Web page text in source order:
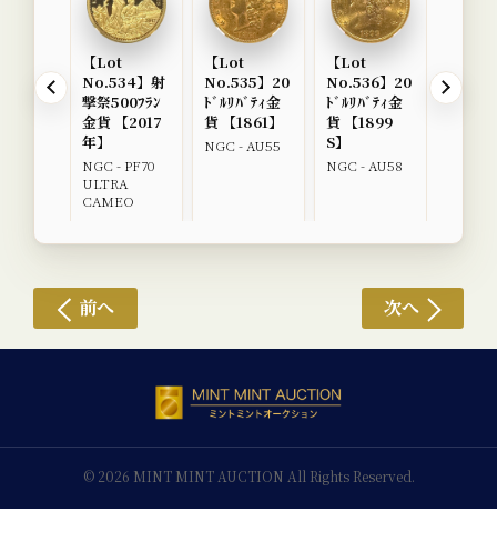
【Lot
No.534】射
撃祭500ﾌﾗﾝ
金貨 【2017
年】
NGC - PF70
ULTRA
CAMEO
【Lot
No.535】20
ﾄﾞﾙﾘﾊﾞﾃｨ金
貨 【1861】
NGC - AU55
【Lot
No.536】20
ﾄﾞﾙﾘﾊﾞﾃｨ金
貨 【1899
S】
NGC - AU58
ﾄﾞﾙﾘﾊ
前へ 次へ
© 2026 MINT MINT AUCTION All Rights Reserved.